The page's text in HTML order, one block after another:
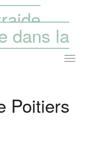
dans la
Poitiers